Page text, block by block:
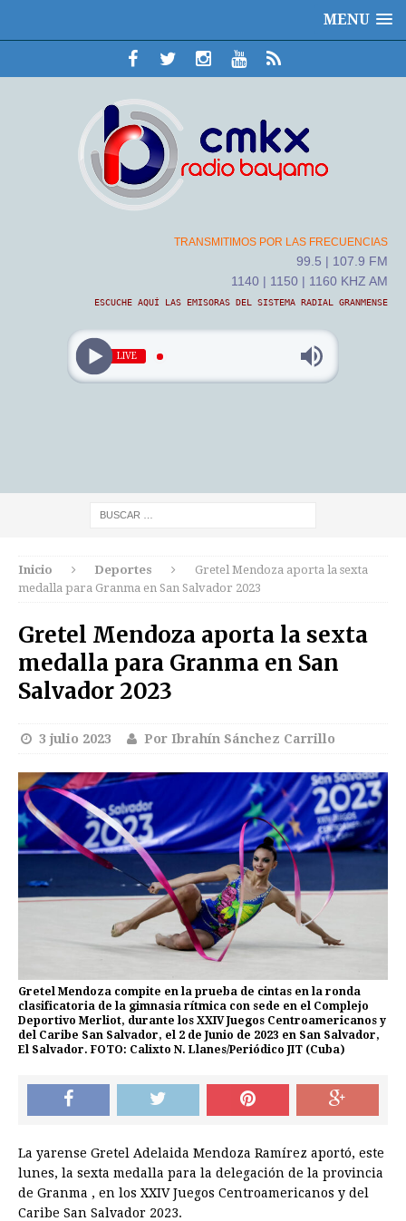
MENU
TRANSMITIMOS POR LAS FRECUENCIAS
99.5 | 107.9 FM
1140 | 1150 | 1160 KHZ AM
ESCUCHE AQUÍ LAS EMISORAS DEL SISTEMA RADIAL GRANMENSE
LIVE
Inicio Deportes
Gretel Mendoza aporta la sexta
medalla para Granma en San Salvador 2023
Gretel Mendoza aporta la sexta
medalla para Granma en San
Salvador 2023
3 julio 2023 Por Ibrahín Sánchez Carrillo
Gretel Mendoza compite en la prueba de cintas en la ronda
clasificatoria de la gimnasia rítmica con sede en el Complejo
Deportivo Merliot, durante los XXIV Juegos Centroamericanos y
del Caribe San Salvador, el 2 de Junio de 2023 en San Salvador,
El Salvador. FOTO: Calixto N. Llanes/Periódico JIT (Cuba)
La yarense Gretel Adelaida Mendoza Ramírez aportó, este
lunes, la sexta medalla para la delegación de la provincia
de Granma , en los XXIV Juegos Centroamericanos y del
Caribe San Salvador 2023.